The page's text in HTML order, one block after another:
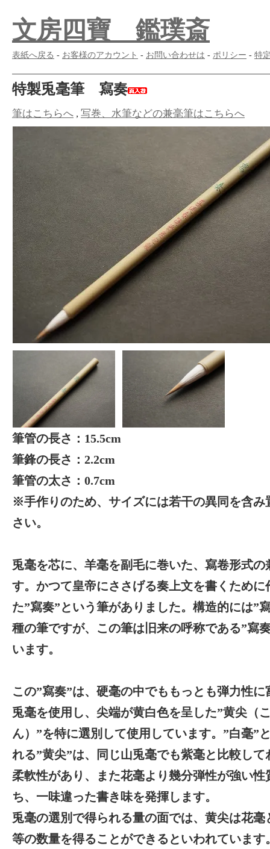
文房四寶 鑑璞斎
表紙へ戻る - お客様のアカウント - お問い合わせは - ポリシー - 特
特製兎毫筆 寫奏
筆はこちらへ , 写巻、水筆などの兼毫筆はこちらへ
筆管の長さ：15.5cm
筆鋒の長さ：2.2cm
筆管の太さ：0.7cm
※手作りのため、サイズには若干の異同を含み
さい。
兎毫を芯に、羊毫を副毛に巻いた、寫卷形式の
す。かつて皇帝にささげる奏上文を書くために
た”寫奏”という筆がありました。構造的には”
種の筆ですが、この筆は旧来の呼称である”寫
います。
この”寫奏”は、硬毫の中でももっとも弾力性に
兎毫を使用し、尖端が黄白色を呈した”黄尖（
ん）”を特に選別して使用しています。”白毫”
れる”黄尖”は、同じ山兎毫でも紫毫と比較して
柔軟性があり、また花毫より幾分弾性が強い性
ち、一味違った書き味を発揮します。
兎毫の選別で得られる量の面では、黄尖は花毫
等の数量を得ることができるといわれています